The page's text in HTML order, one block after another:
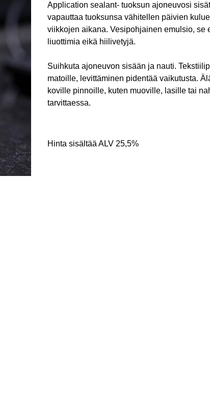
Application sealant- tuoksun ajoneuvosi
vapauttaa tuoksunsa vähitellen päivien
viikkojen aikana. Vesipohjainen emulsio, se
liuottimia eikä hiilivetyjä.
Suihkuta ajoneuvon sisään ja nauti.
matoille, levittäminen pidentää vaikutusta.
koville pinnoille, kuten muoville, lasille tai
tarvittaessa.
Hinta sisältää ALV 25,5%